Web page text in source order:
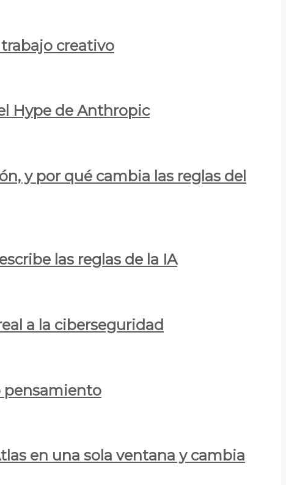
creativo
Hype de Anthropic
y por qué cambia las reglas del
las reglas de la IA
a la ciberseguridad
pensamiento
en una sola ventana y cambia